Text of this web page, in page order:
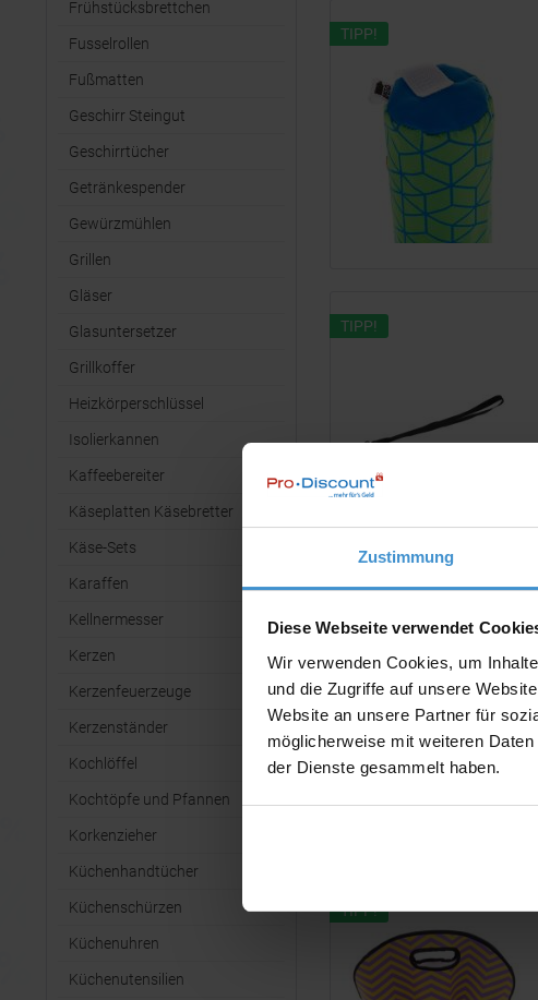
Zustimmung
Diese Webseite verwendet
Wir verwenden Cookies, um
und die Zugriffe auf unsere
Website an unsere Partner für
möglicherweise mit weiteren
der Dienste gesammelt haben.
Frühstücksbrettchen
Fusselrollen
Fußmatten
Geschirr Steingut
Geschirrtücher
Getränkespender
Gewürzmühlen
Grillen
Gläser
Glasuntersetzer
Grillkoffer
Heizkörperschlüssel
Isolierkannen
Kaffeebereiter
Käseplatten Käsebretter
Käse-Sets
Karaffen
Kellnermesser
Kerzen
Kerzenfeuerzeuge
Kerzenständer
Kochlöffel
Kochtöpfe und Pfannen
Korkenzieher
Küchenhandtücher
Küchenschürzen
Küchenuhren
Küchenutensilien
TIPP!
TIPP!
TIPP!